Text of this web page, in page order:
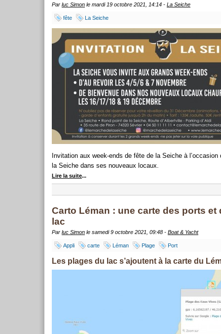
Par luc Simon le mardi 19 octobre 2021, 14:14 - La Seiche
fête La Seiche
Invitation aux week-ends de fête de la Seiche à l’occasion
la Seiche dans ses nouveaux locaux.
Lire la suite...
Carto Léman : une carte des ports et
lac
Par luc Simon le samedi 9 octobre 2021, 09:48 - Boat & Yacht
Appli carte Léman Plage Port
Les plages du lac s’ajoutent à la carte du